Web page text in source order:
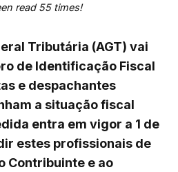
read 55 times!
Tributária (AGT) vai
de Identificação Fiscal
e despachantes
a situação fiscal
entra em vigor a 1 de
estes profissionais de
Contribuinte e ao